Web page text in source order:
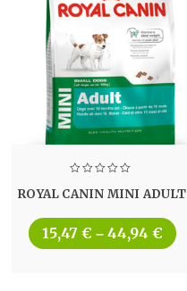
ROYAL CANIN MINI ADULT
15,47 € – 44,94 €